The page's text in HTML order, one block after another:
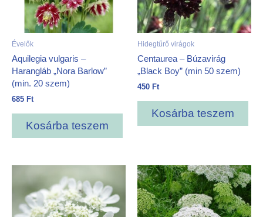
Évelők
Aquilegia vulgaris –
Harangláb „Nora Barlow”
(min. 20 szem)
685 Ft
Kosárba teszem
Hidegtűrő virágok
Centaurea – Búzavirág
„Black Boy” (min 50 szem)
450 Ft
Kosárba teszem